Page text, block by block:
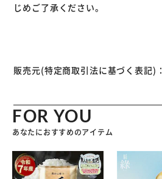
じめご了承ください。
販売元(特定商取引法に基づく表記)：
FOR YOU
あなたにおすすめのアイテム